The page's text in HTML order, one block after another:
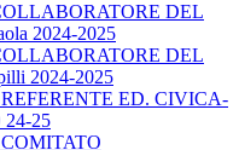
DEL
2024-2025
DEL
2024-2025
ED. CIVICA-
25